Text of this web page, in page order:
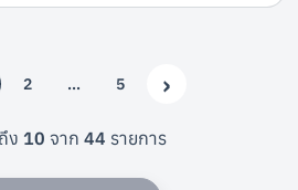
ถึง 10 จาก 44 รายการ
2 …More 5 ›
Next